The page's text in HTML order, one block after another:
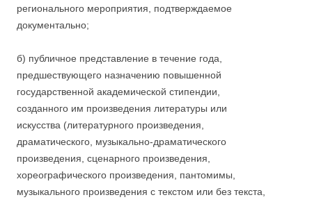
регионального мероприятия, подтверждаемое
документально;
б) публичное представление в течение года,
предшествующего назначению повышенной
государственной академической стипендии,
созданного им произведения литературы или
искусства (литературного произведения,
драматического, музыкально-драматического
произведения, сценарного произведения,
хореографического произведения, пантомимы,
музыкального произведения с текстом или без текста,